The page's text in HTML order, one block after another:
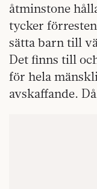
åtminstone
tycker
sätta barn till
Det finns till
för hela
avskaffande.